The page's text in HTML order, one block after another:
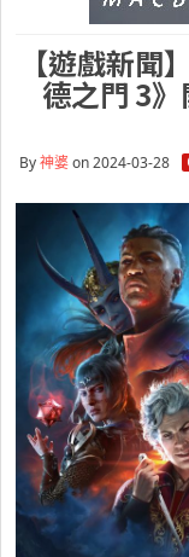
【遊戲新
德之門 3
By神婆on 2024-03-28